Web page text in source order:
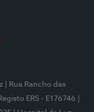
| Rua Rancho das
ERS - E176746